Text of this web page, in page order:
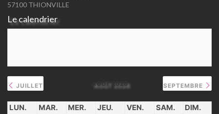
57100 THIONVILLE
Le calendrier
JUILLET AOÛT 2026 SEPTEMBRE
LUN. MAR. MER. JEU. VEN. SAM. DIM.